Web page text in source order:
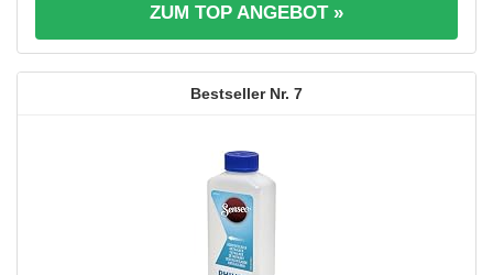
ZUM TOP ANGEBOT »
7